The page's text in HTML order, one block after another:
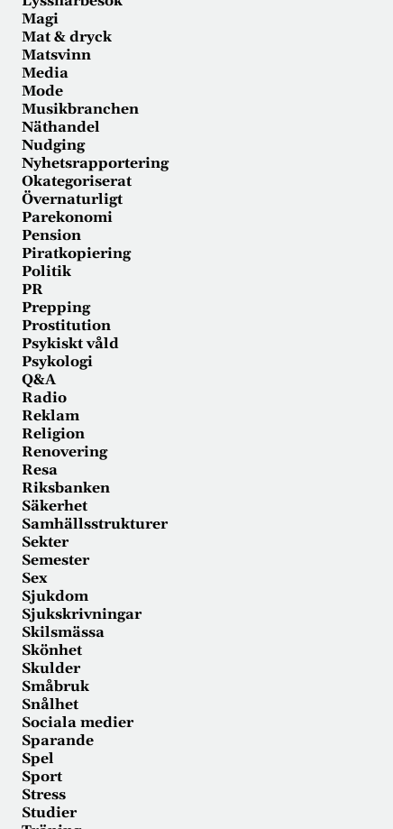
Magi
Mat & dryck
Matsvinn
Media
Mode
Musikbranchen
Näthandel
Nudging
Nyhetsrapportering
Okategoriserat
Övernaturligt
Parekonomi
Pension
Piratkopiering
Politik
PR
Prepping
Prostitution
Psykiskt våld
Psykologi
Q&A
Radio
Reklam
Religion
Renovering
Resa
Riksbanken
Säkerhet
Samhällsstrukturer
Sekter
Semester
Sex
Sjukdom
Sjukskrivningar
Skilsmässa
Skönhet
Skulder
Småbruk
Snålhet
Sociala medier
Sparande
Spel
Sport
Stress
Studier